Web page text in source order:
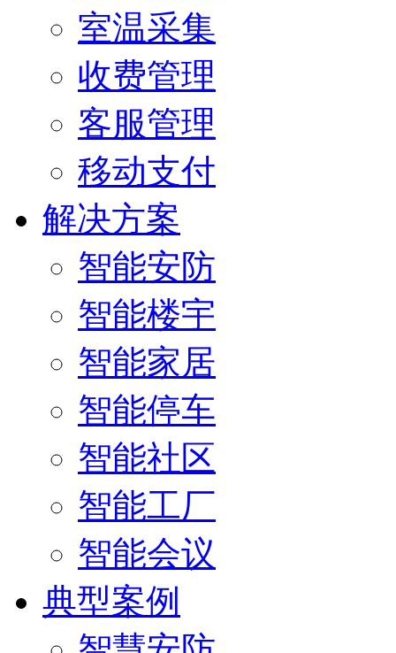
室温采集
收费管理
客服管理
移动支付
解决方案
智能安防
智能楼宇
智能家居
智能停车
智能社区
智能工厂
智能会议
典型案例